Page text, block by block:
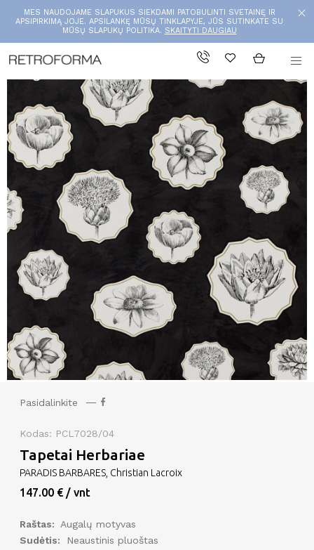
MES NAUDOJAME SLAPUKUS SIEKDAMI PATOBULINTI SVETAINĘ IR
APSIPIRKIMĄ JOJE. APSILANKĘ MŪSŲ TINKLAPYJE, JŪS SUTINKATE SU
MŪSŲ SLAPUKŲ POLITIKA. SKAITYTI DAUGIAU
Pasidalinkite
Kodas: PCL7028/04
Tapetai Herbariae
PARADIS BARBARES, Christian Lacroix
147.00 € / vnt
Raštas:
Augalų motyvas
Sudėtis:
Neaustinis pluoštas